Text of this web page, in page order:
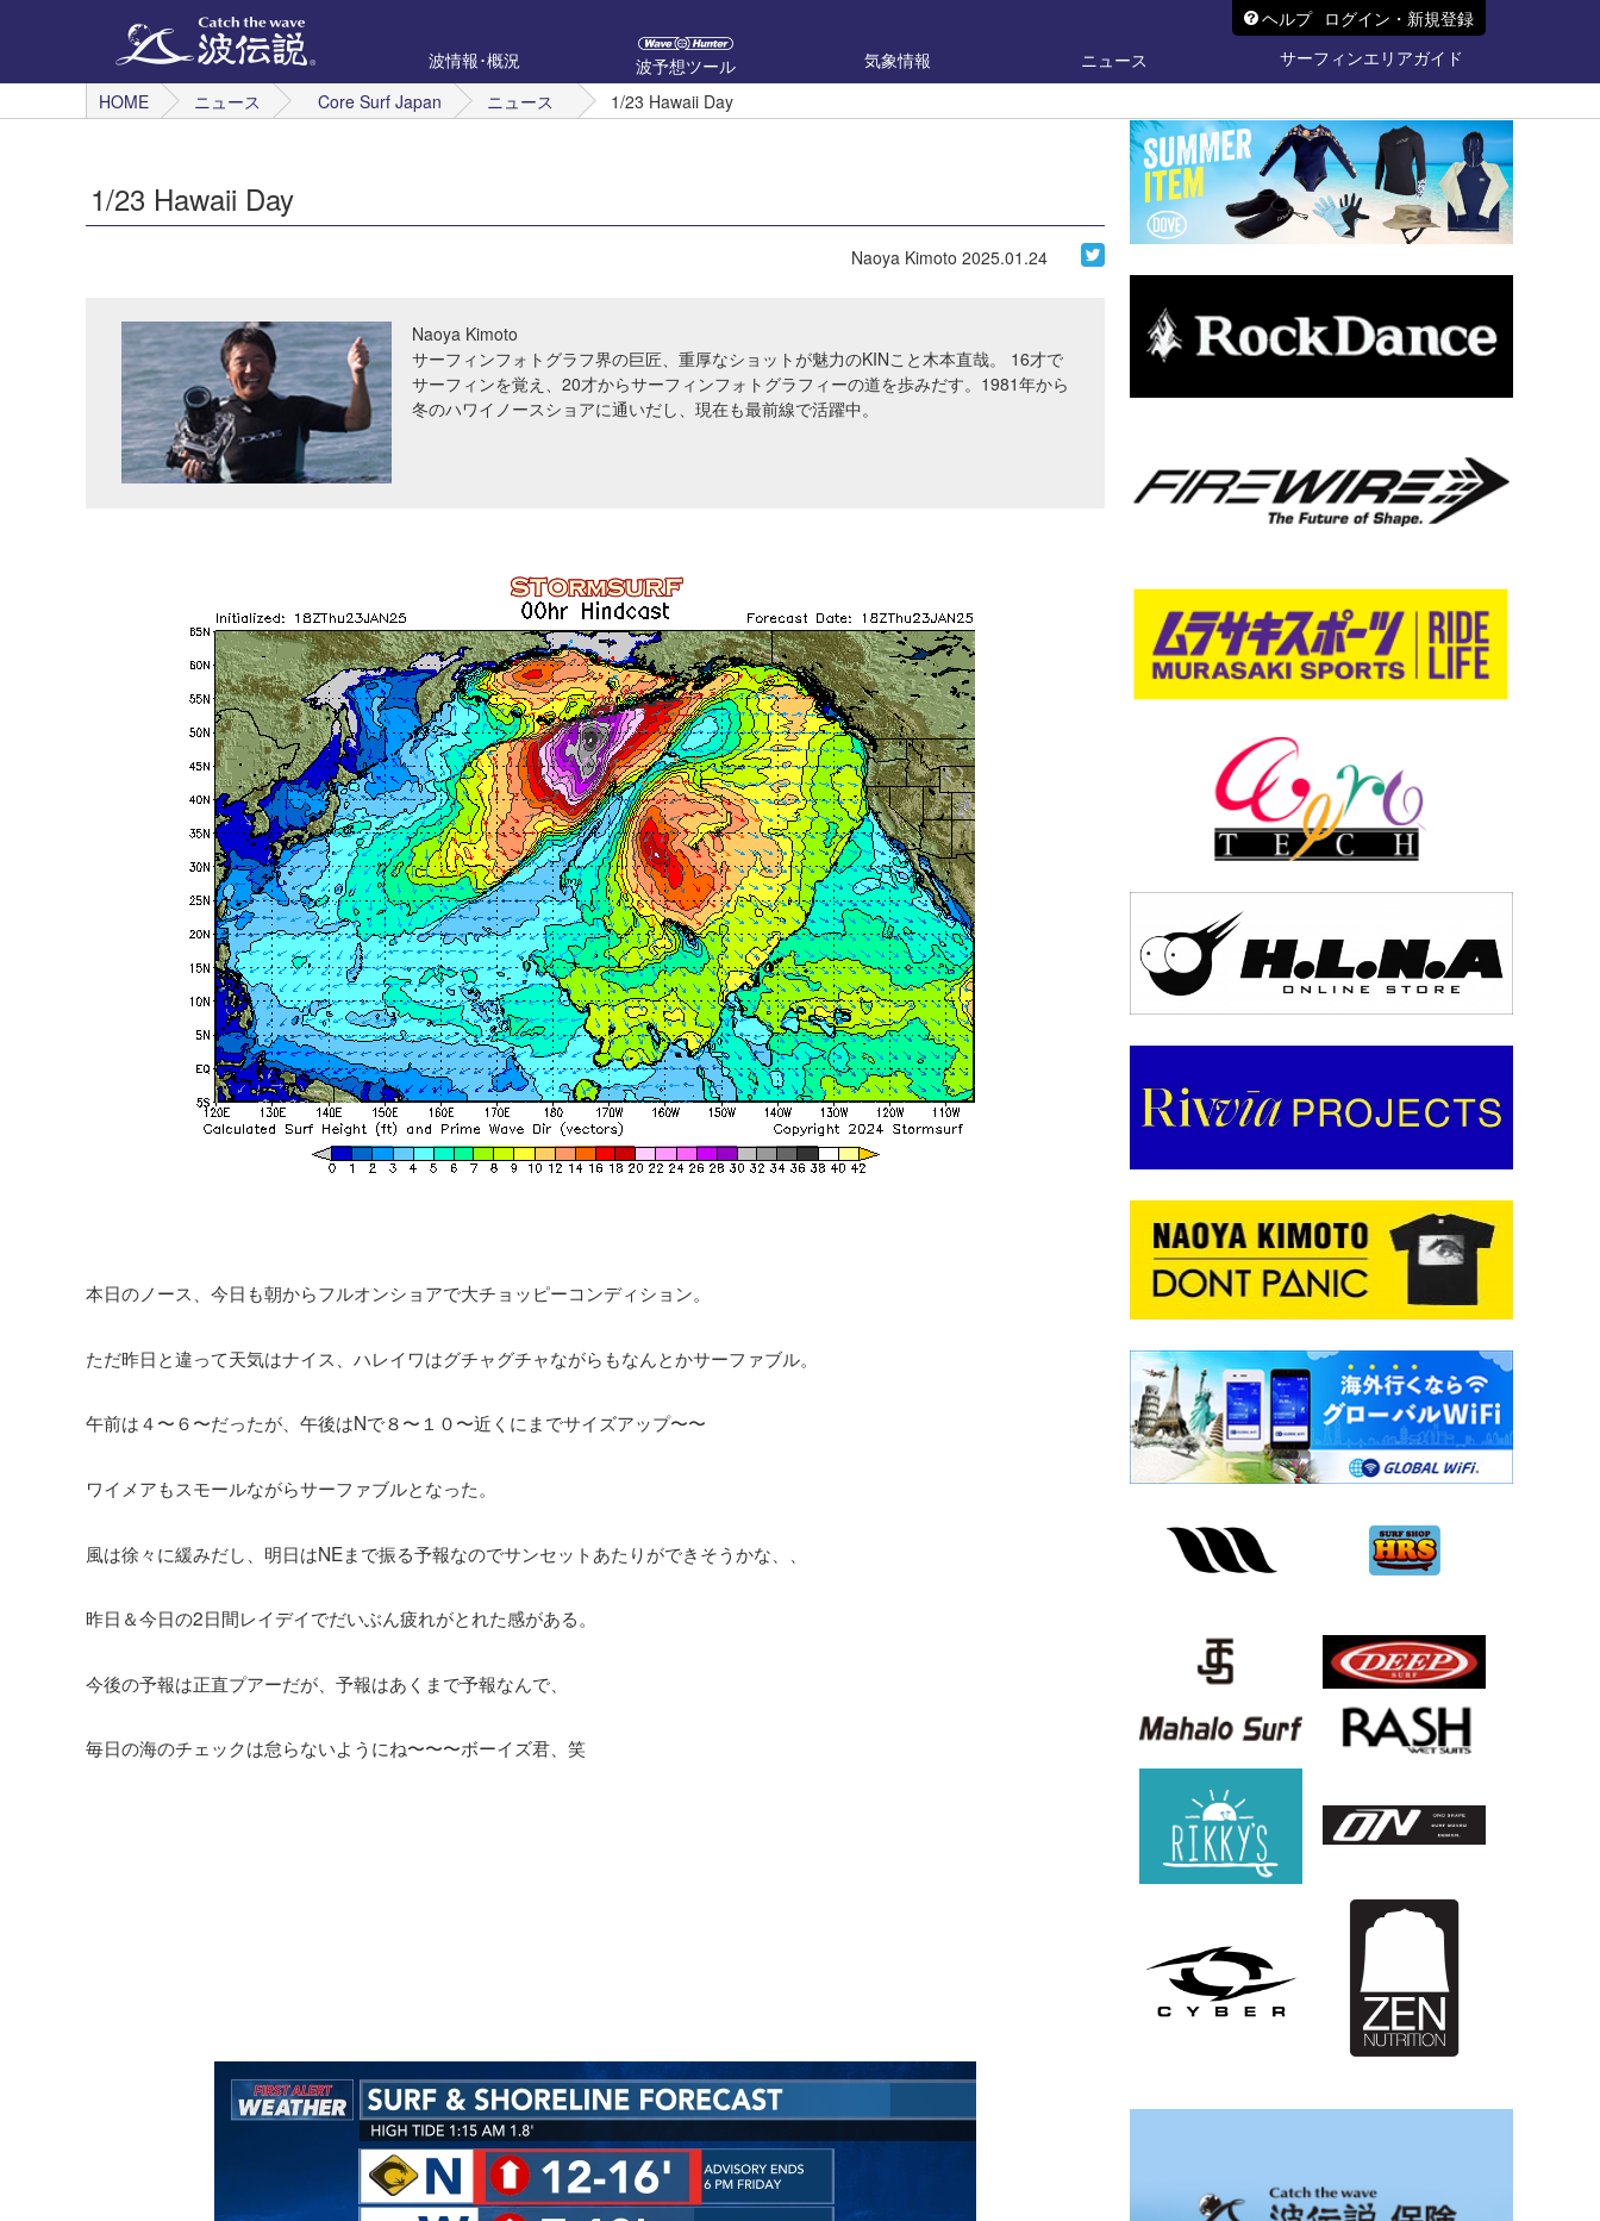
ヘルプ ログイン・新規登録
波情報･概況
波予想ツール 気象情報 ニュース
サーフィンエリアガイド
HOME
ニュース Core Surf Japan ニュース 1/23 Hawaii Day
1/23 Hawaii Day
Naoya Kimoto 2025.01.24
Naoya Kimoto
サーフィンフォトグラフ界の巨匠、重厚なショットが魅力のKINこと木本直哉。 16才で
サーフィンを覚え、20才からサーフィンフォトグラフィーの道を歩みだす。1981年から
冬のハワイノースショアに通いだし、現在も最前線で活躍中。
本日のノース、今日も朝からフルオンショアで大チョッピーコンディション。
ただ昨日と違って天気はナイス、ハレイワはグチャグチャながらもなんとかサーファブル。
午前は４〜６〜だったが、午後はNで８〜１０〜近くにまでサイズアップ〜〜
ワイメアもスモールながらサーファブルとなった。
風は徐々に緩みだし、明日はNEまで振る予報なのでサンセットあたりができそうかな、、
昨日＆今日の2日間レイデイでだいぶん疲れがとれた感がある。
今後の予報は正直プアーだが、予報はあくまで予報なんで、
毎日の海のチェックは怠らないようにね〜〜〜ボーイズ君、笑